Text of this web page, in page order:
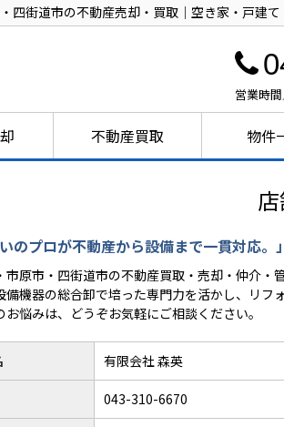
四街道市の不動産売却・買取｜空き家・戸建
営業時
不動産買取 物件
いのプロが不動産から設備まで一貫対応
市原市・四街道市の不動産買取・売却・仲介・
備機器の総合卸で培った専門力を活かし、リフ
お悩みは、どうぞお気軽にご相談ください。
有限会社 森英
043-310-6670